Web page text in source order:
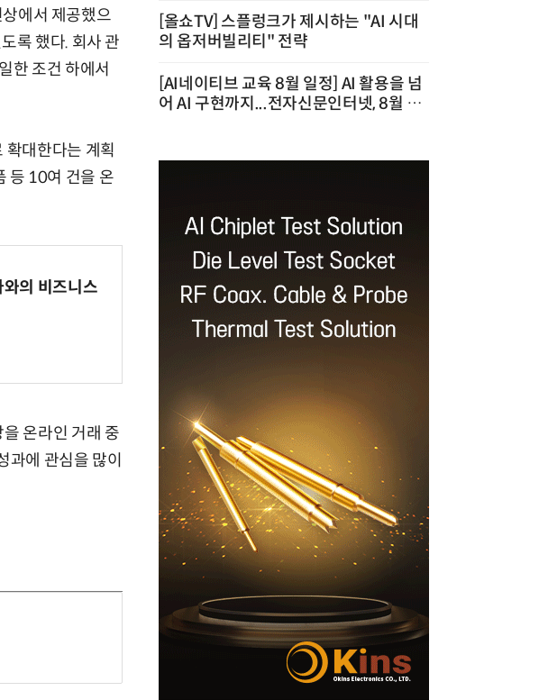
에서 제공했으
록 했다. 회사 관
한 조건 하에서
대한다는 계획
등 10여 건을 온
의 비즈니스
온라인 거래 중
과에 관심을 많이
[올쇼TV] 스플렁크가 제시하는 "AI 시대
의 옵저버빌리티" 전략
[AI네이티브 교육 8월 일정] AI 활용을 넘
어 AI 구현까지...전자신문인터넷, 8월 실